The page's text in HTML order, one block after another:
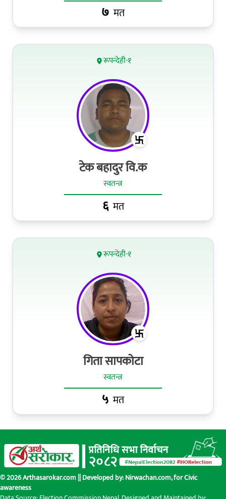
७ मत
रूपन्देही-१
टेक बहादुर वि.क
स्वतन्त्र
६ मत
रूपन्देही-१
गिता सापकोटा
स्वतन्त्र
५ मत
© 2026 Arthasarokar.com || Developed by:Nirwachan.com, for Civic
awareness